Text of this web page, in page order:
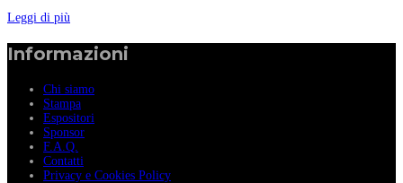
Leggi di più
Informazioni
Chi siamo
Stampa
Espositori
Sponsor
F.A.Q.
Contatti
Privacy e Cookies Policy